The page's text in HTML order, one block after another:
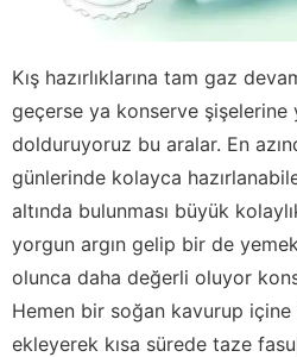
Kış hazırlıklarına tam gaz
geçerse ya konserve şişelerine
dolduruyoruz bu aralar. En
günlerinde kolayca
altında bulunması büyük
yorgun argın gelip bir de
olunca daha değerli oluyor
Hemen bir soğan kavurup
ekleyerek kısa sürede taze